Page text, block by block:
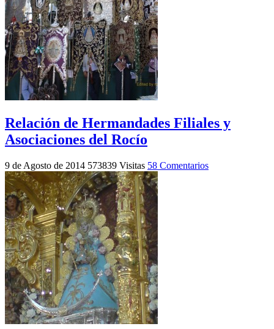
Relación de Hermandades Filiales y
Asociaciones del Rocío
9 de Agosto de 2014 573839 Visitas 58 Comentarios